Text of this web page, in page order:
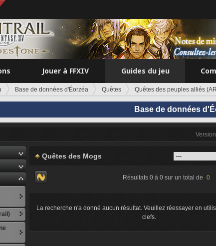
Jouer à FFXIV Guides du jeu
Base de données d'Éorzéa Quêtes Quêtes des peuples alliés
Base de données
Quêtes des Mogs
Résultats 0 à 0 sur un total de 0
La recherche n'a donné aucun résultat. Veuillez réessayer en
clefs.